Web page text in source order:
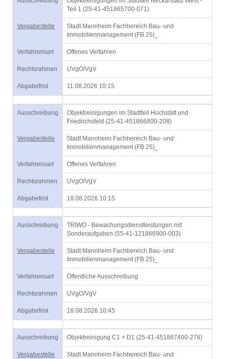
Teil 1 (25-41-451865700-071)
Vergabestelle
Stadt Mannheim Fachbereich Bau- und
Immobilienmanagement (FB 25)_
Verfahrensart Offenes Verfahren
Rechtsrahmen UVgO/VgV
Abgabefrist 11.08.2026 10:15
Ausschreibung
Objektreinigungen im Stadtteil Hochstätt und
Friedrichsfeld (25-41-451866800-208)
Vergabestelle
Stadt Mannheim Fachbereich Bau- und
Immobilienmanagement (FB 25)_
Verfahrensart Offenes Verfahren
Rechtsrahmen UVgO/VgV
Abgabefrist 18.08.2026 10:15
Ausschreibung
TRIWO - Bewachungsdienstleistungen mit
Sonderaufgaben (55-41-121866900-003)
Vergabestelle
Stadt Mannheim Fachbereich Bau- und
Immobilienmanagement (FB 25)_
Verfahrensart Öffentliche Ausschreibung
Rechtsrahmen UVgO/VgV
Abgabefrist 18.08.2026 10:45
Ausschreibung Objektreinigung C1 + D1 (25-41-451867400-278)
Vergabestelle
Stadt Mannheim Fachbereich Bau- und